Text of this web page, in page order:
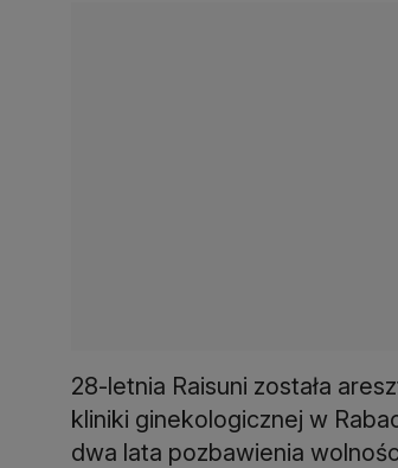
28-letnia Raisuni została
kliniki ginekologicznej w
dwa lata pozbawienia